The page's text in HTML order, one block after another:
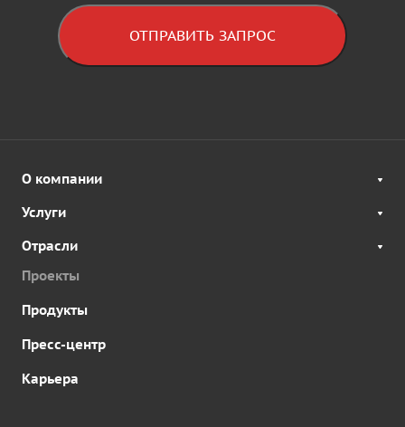
ОТПРАВИТЬ ЗАПРОС
О компании
Услуги
Отрасли
Проекты
Продукты
Пресс-центр
Карьера